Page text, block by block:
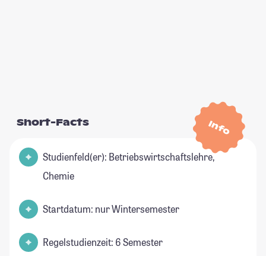
Info
Short-Facts
Studienfeld(er): Betriebswirtschaftslehre,
Chemie
Startdatum: nur Wintersemester
Regelstudienzeit: 6 Semester